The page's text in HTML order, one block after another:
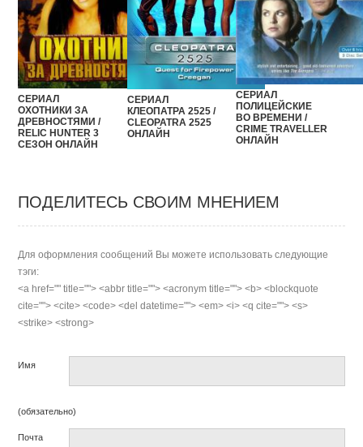
СЕРИАЛ
ОХОТНИКИ ЗА
ДРЕВНОСТЯМИ /
RELIC HUNTER 3
СЕЗОН ОНЛАЙН
СЕРИАЛ
КЛЕОПАТРА 2525 /
CLEOPATRA 2525
ОНЛАЙН
СЕРИАЛ
ПОЛИЦЕЙСКИЕ
ВО ВРЕМЕНИ /
CRIME TRAVELLER
ОНЛАЙН
ПОДЕЛИТЕСЬ СВОИМ МНЕНИЕМ
Для оформления сообщений Вы можете использовать следующие
тэги:
<a href="" title=""> <abbr title=""> <acronym title=""> <b> <blockquote
cite=""> <cite> <code> <del datetime=""> <em> <i> <q cite=""> <s>
<strike> <strong>
Имя
(обязательно)
Почта